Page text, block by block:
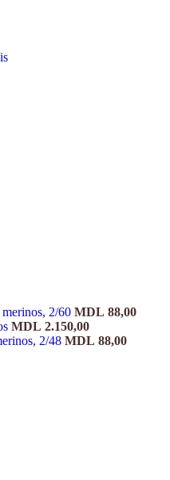
2/60 MDL 88,00
MDL 2.150,00
2/48 MDL 88,00